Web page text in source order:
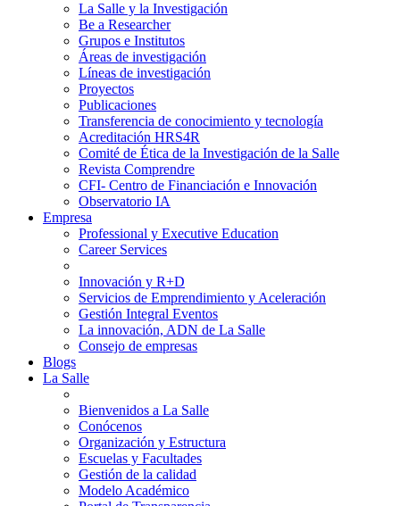
La Salle y la Investigación
Be a Researcher
Grupos e Institutos
Áreas de investigación
Líneas de investigación
Proyectos
Publicaciones
Transferencia de conocimiento y tecnología
Acreditación HRS4R
Comité de Ética de la Investigación de la Salle
Revista Comprendre
CFI- Centro de Financiación e Innovación
Observatorio IA
Empresa
Professional y Executive Education
Career Services
Innovación y R+D
Servicios de Emprendimiento y Aceleración
Gestión Integral Eventos
La innovación, ADN de La Salle
Consejo de empresas
Blogs
La Salle
Bienvenidos a La Salle
Conócenos
Organización y Estructura
Escuelas y Facultades
Gestión de la calidad
Modelo Académico